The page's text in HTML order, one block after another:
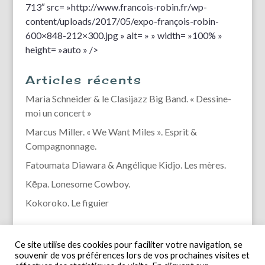
713″ src= »http://www.francois-robin.fr/wp-
content/uploads/2017/05/expo-françois-robin-
600×848-212×300.jpg » alt= » » width= »100% »
height= »auto » />
Articles récents
Maria Schneider & le Clasijazz Big Band. « Dessine-
moi un concert »
Marcus Miller. « We Want Miles ». Esprit &
Compagnonnage.
Fatoumata Diawara & Angélique Kidjo. Les mères.
Kēpa. Lonesome Cowboy.
Kokoroko. Le figuier
Ce site utilise des cookies pour faciliter votre navigation, se
souvenir de vos préférences lors de vos prochaines visites et